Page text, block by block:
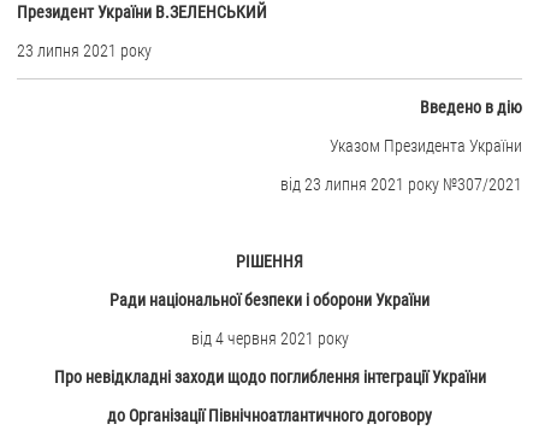
Електронне звернення
Публічні закупівлі
ДЕРЖАВНИЙ РЕЄСТР САНКЦІЙ
Президент України В.ЗЕЛЕНСЬКИЙ
23 липня 2021 року
Введено в дію
Указом Президента України
від 23 липня 2021 року №307/2021
РІШЕННЯ
Ради національної безпеки і оборони України
від 4 червня 2021 року
Про невідкладні заходи щодо поглиблення інтеграції України
до Організації Північноатлантичного договору